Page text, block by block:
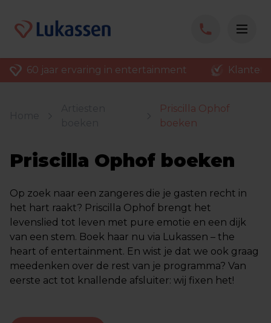
60 jaar ervaring in entertainment
Priscilla Ophof
boeken
Priscilla Ophof boeken
Op zoek naar een zangeres die je gasten recht in
het hart raakt? Priscilla Ophof brengt het
levenslied tot leven met pure emotie en een dijk
van een stem. Boek haar nu via Lukassen – the
heart of entertainment. En wist je dat we ook graag
meedenken over de rest van je programma? Van
eerste act tot knallende afsluiter: wij fixen het!